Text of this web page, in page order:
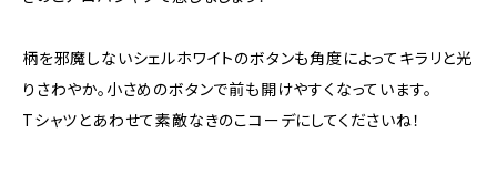
柄を邪魔しないシェルホワイトのボタンも角度によってキラリと光
りさわやか。小さめのボタンで前も開けやすくなっています。
Tシャツとあわせて素敵なきのこコーデにしてくださいね！